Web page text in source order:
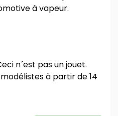
à vapeur.
n´est pas un jouet.
à partir de 14